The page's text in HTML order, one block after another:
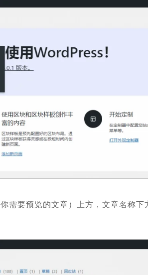
需要预览的文章）上方，文章名称